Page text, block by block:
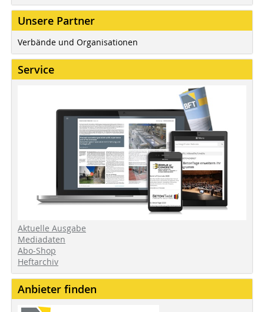
Unsere Partner
Verbände und Organisationen
Service
Aktuelle Ausgabe
Mediadaten
Abo-Shop
Heftarchiv
Anbieter finden